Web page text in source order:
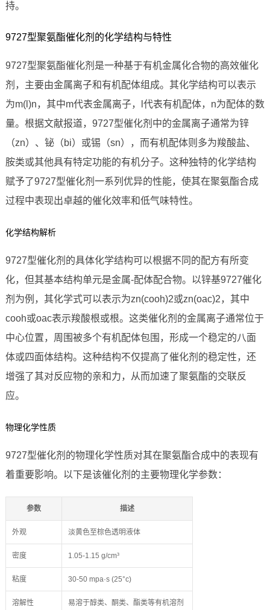
持。
9727型聚氨酯催化剂的化学结构与特性
9727型聚氨酯催化剂是一种基于有机金属化合物的高效催化
剂，主要由金属离子和有机配体组成。其化学结构可以表示
为m(l)n，其中m代表金属离子，l代表有机配体，n为配体的数
量。根据文献报道，9727型催化剂中的金属离子通常为锌
（zn）、铋（bi）或锡（sn），而有机配体则多为羧酸盐、
胺类或其他具有特定功能的有机分子。这种独特的化学结构
赋予了9727型催化剂一系列优异的性能，使其在聚氨酯合成
过程中表现出卓越的催化效率和低气味特性。
化学结构解析
9727型催化剂的具体化学结构可以根据不同的配方有所变
化，但其基本结构单元是金属-配体配合物。以锌基9727催化
剂为例，其化学式可以表示为zn(cooh)2或zn(oac)2，其中
cooh或oac表示羧酸根或根。这类催化剂的金属离子通常位于
中心位置，周围被多个有机配体包围，形成一个稳定的八面
体或四面体结构。这种结构不仅提高了催化剂的稳定性，还
增强了其对反应物的亲和力，从而加速了聚氨酯的交联反
应。
物理化学性质
9727型催化剂的物理化学性质对其在聚氨酯合成中的表现有
着重要影响。以下是该催化剂的主要物理化学参数：
参数 描述
外观 淡黄色至棕色透明液体
密度 1.05-1.15 g/cm³
粘度 30-50 mpa·s (25°c)
溶解性 易溶于醇类、酮类、酯类等有机溶剂